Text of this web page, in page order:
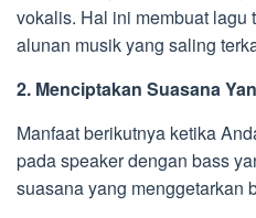
vokalis. Hal ini membuat lagu
alunan musik yang saling
2. Menciptakan Suasana
Manfaat berikutnya ketika
pada speaker dengan bass
suasana yang menggetarkan